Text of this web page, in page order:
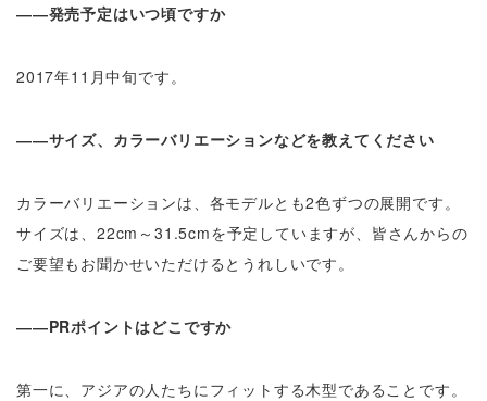
――発売予定はいつ頃ですか
2017年11月中旬です。
――サイズ、カラーバリエーションなどを教えてください
カラーバリエーションは、各モデルとも2色ずつの展開です。
サイズは、22cm～31.5cmを予定していますが、皆さんからの
ご要望もお聞かせいただけるとうれしいです。
――PRポイントはどこですか
第一に、アジアの人たちにフィットする木型であることです。